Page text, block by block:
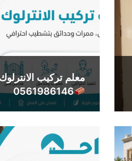
معلم تركيب
0561986146